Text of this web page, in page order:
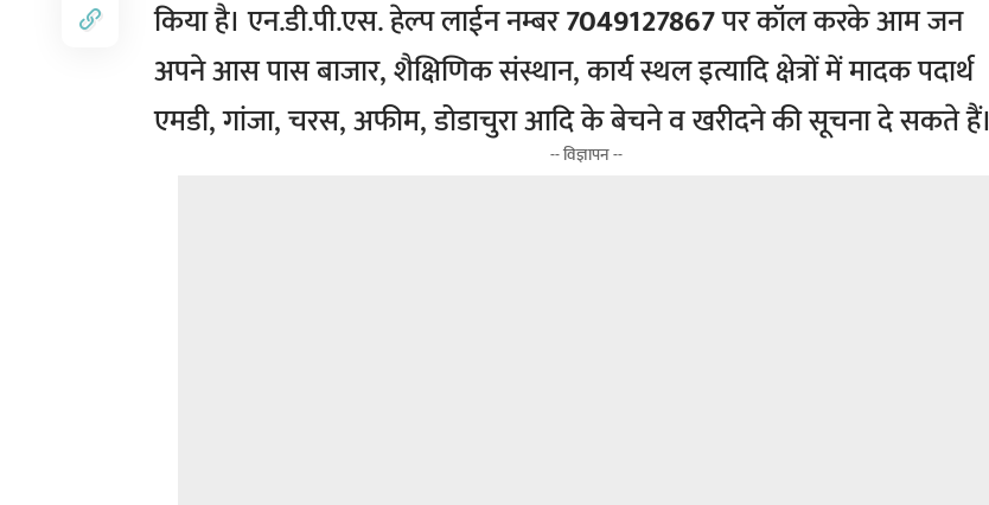
किया है। एन.डी.पी.एस. हेल्प लाईन नम्बर7049127867पर कॉल करके आम जन
अपने आस पास बाजार, शैक्षिणिक संस्थान, कार्य स्थल इत्यादि क्षेत्रों में मादक पदार्थ
एमडी, गांजा, चरस, अफीम, डोडाचुरा आदि के बेचने व खरीदने की सूचना दे सकते हैं।
-- विज्ञापन --